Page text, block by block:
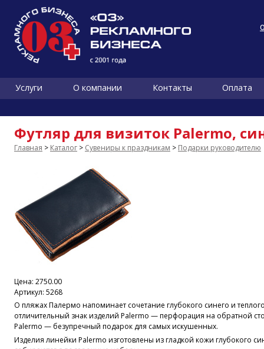
Услуги О компании Контакты Оплата
Футляр для визиток Palermo,
Главная > Каталог > Сувениры к праздникам > Подарки руководителю
Цена: 2750.00
Артикул: 5268
О пляжах Палермо напоминает сочетание глубокого синего и
отличительный знак изделий Palermo — перфорация на обратной
Palermo — безупречный подарок для самых искушенных.
Изделия линейки Palermo изготовлены из гладкой кожи глубокого